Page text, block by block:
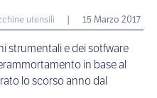
utensili | 15 Marzo 2017
strumentali e dei sotfware
in base al
lo scorso anno dal